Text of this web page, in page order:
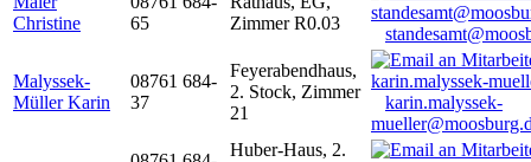
Christine
65
Zimmer R0.03
Malyssek-
Müller Karin
08761 684-
37
Feyerabendhaus,
2. Stock, Zimmer
21
karin.malyssek-
Huber-Haus, 2.